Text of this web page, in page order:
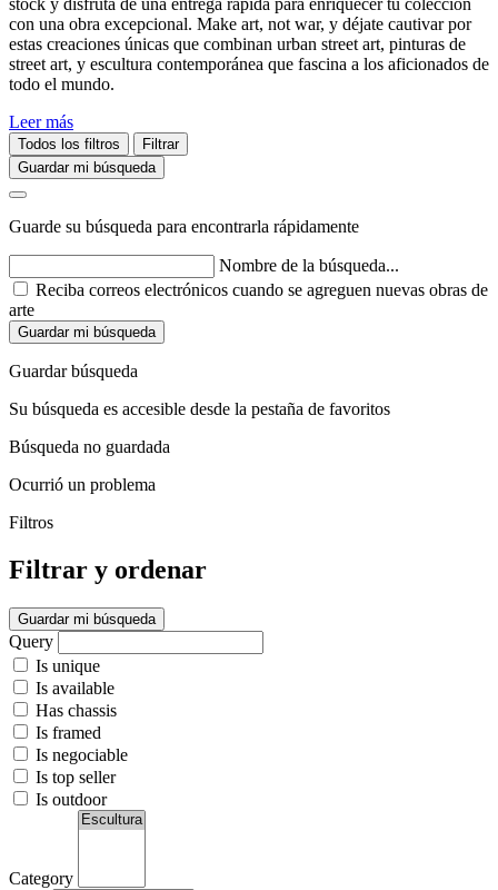
stock y disfruta de una entrega rápida para enriquecer tu colección
con una obra excepcional. Make art, not war, y déjate cautivar por
estas creaciones únicas que combinan urban street art, pinturas de
street art, y escultura contemporánea que fascina a los aficionados de
todo el mundo.
Leer más
Todos los filtros
Filtrar
Guardar mi búsqueda
Guarde su búsqueda para encontrarla rápidamente
Nombre de la búsqueda...
Reciba correos electrónicos cuando se agreguen nuevas obras de
arte
Guardar mi búsqueda
Guardar búsqueda
Su búsqueda es accesible desde la pestaña de favoritos
Búsqueda no guardada
Ocurrió un problema
Filtros
Filtrar y ordenar
Guardar mi búsqueda
Query
Is unique
Is available
Has chassis
Is framed
Is negociable
Is top seller
Is outdoor
Category